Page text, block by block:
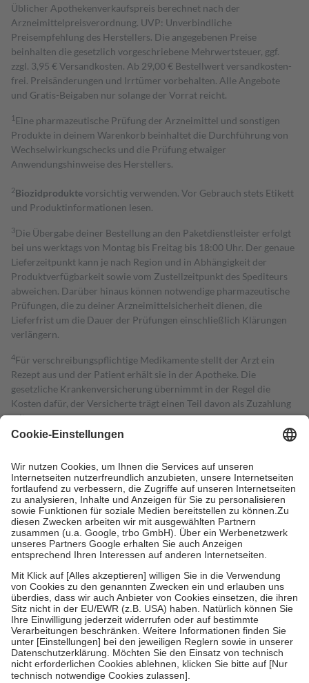
Üblicher Apothekenverkaufspreis berechnet nach der
Arzneimittelpreisverordnung. UVP: Unverbindliche
Preisempfehlung des Herstellers. Die angegebenen Preise
beinhalten die gesetzlich vorgeschriebene Mehrwertsteuer, ggf.
zzgl. 3,95 € Versandkosten. Ab 29,00 € Bestell­wert versand­kosten­
frei. Preisänderungen und Irrtümer vorbehalten. Alle Angebote
und Gratis-Beigaben nur solange der Vorrat reicht.
1 Eine pharmazeutische Prüfung der Arzneimittel und sonstigen
Produkte in deinem Warenkorb beinhaltet die Durchführung von
Wechselwirkungschecks und die Prüfung etwaiger
Anwendungshinweise des Herstellers.
2Biozidproduktevorsichtig verwenden. Vor Gebrauch stets Etikett
und Produktinformationen lesen.
3Die Übergabe deiner Bestellung an den Paketdienstleister erfolgt
bei uns werktags von Montag bis Freitag bis 18:00 Uhr. Der genaue
Lieferzeitpunkt kann je nach Region und in Abhängigkeit der
Produktverfügbarkeit sowie vom Zustellzeitpunkt des Spediteurs
abweichen. Darüber hinaus können notwendige pharmazeutische
Prüfungen, die zu deiner Arzneimittelsicherheit dienen, die
Lieferfrist um die Dauer der Prüfungen einschließlich Klärungen
verlängern.
4Für verschreibungspflichtige Medikamente stellt der Arzt ein
Rezept aus und der Patient erhält sie in der Apotheke. Die
gesetzliche Krankenversicherung übernimmt in der Regel die
Kosten dafür, der Versicherte trägt einen Teil davon als Zuzahlung
mit.
Grundsätzlich leisten Mitglieder Zuzahlungen in Höhe von zehn
höchstens zehn Euro.
Es sind jedoch nie mehr als die tatsächlichen
Kosten der Leistung zu entrichten.
Diese Regeln gelten grundsätzlich auch für Online-Apotheken.
Bei Heilmitteln und häuslicher Krankenpflege beträgt die
Zuzahlung zehn Prozent der Kosten sowie zehn Euro je
Verordnung.
Um das Engagement der Versicherten für ihre eigene Gesundheit zu
stärken und die besondere Stellung der Familie zu unterstützen,
fallenkeine Zuzahlungenan bei:
• Kindern und Jugendlichen bis zum vollendeten 18. Lebensjahr
mit Ausnahme der Fahrkosten
• Untersuchungen zur Vorsorge und Früherkennung, die von der
GKV getragen werden
• empfohlenen Schutzimpfungen
• Harn- und Blutteststreifen